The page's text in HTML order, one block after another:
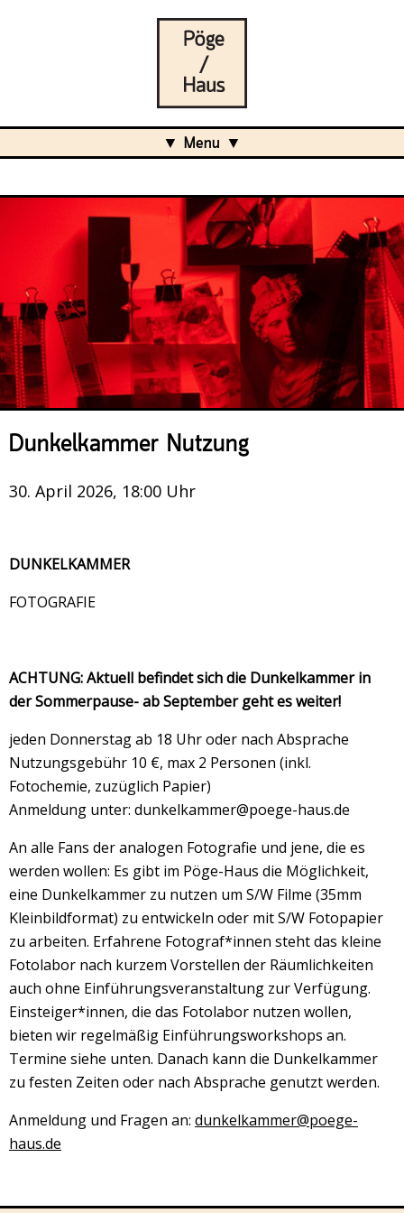
Menu
Projects
Über uns
Was ist das Pöge-Haus?
Team
Organisation
Mitarbeit
Veranstaltungsrückblick
Kontakt und Anfahrt
Dunkelkammer Nutzung
30. April 2026, 18:00 Uhr
DUNKELKAMMER
FOTOGRAFIE
ACHTUNG: Aktuell befindet sich die Dunkelkammer in
der Sommerpause- ab September geht es weiter!
jeden Donnerstag ab 18 Uhr oder nach Absprache
Nutzungsgebühr 10 €, max 2 Personen (inkl.
Fotochemie, zuzüglich Papier)
Anmeldung unter: dunkelkammer@poege-haus.de
An alle Fans der analogen Fotografie und jene, die es
werden wollen: Es gibt im Pöge-Haus die Möglichkeit,
eine Dunkelkammer zu nutzen um S/W Filme (35mm
Kleinbildformat) zu entwickeln oder mit S/W Fotopapier
zu arbeiten. Erfahrene Fotograf*innen steht das kleine
Fotolabor nach kurzem Vorstellen der Räumlichkeiten
auch ohne Einführungsveranstaltung zur Verfügung.
Einsteiger*innen, die das Fotolabor nutzen wollen,
bieten wir regelmäßig Einführungsworkshops an.
Termine siehe unten. Danach kann die Dunkelkammer
zu festen Zeiten oder nach Absprache genutzt werden.
Anmeldung und Fragen an: dunkelkammer@poege-
haus.de